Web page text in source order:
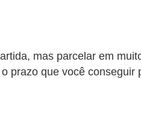
mas parcelar em
prazo que você conseguir